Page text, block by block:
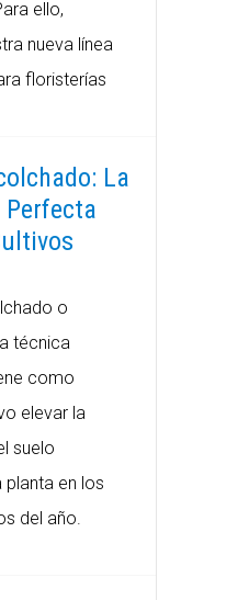
ello,
nueva línea
floristerías
La
o
técnica
como
elevar la
suelo
planta en los
del año.